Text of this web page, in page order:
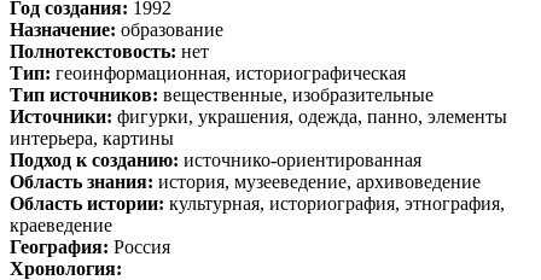
Год создания: 1992
Назначение: образование
Полнотекстовость: нет
Тип: геоинформационная, историографическая
Тип источников: вещественные, изобразительные
Источники: фигурки, украшения, одежда, панно, элементы
интерьера, картины
Подход к созданию: источнико-ориентированная
Область знания: история, музееведение, архивоведение
Область истории: культурная, историография, этнография,
краеведение
География: Россия
Хронология: